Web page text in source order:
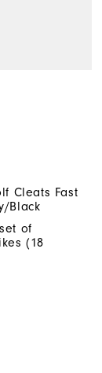
Cleats Fast
Black
of
(18